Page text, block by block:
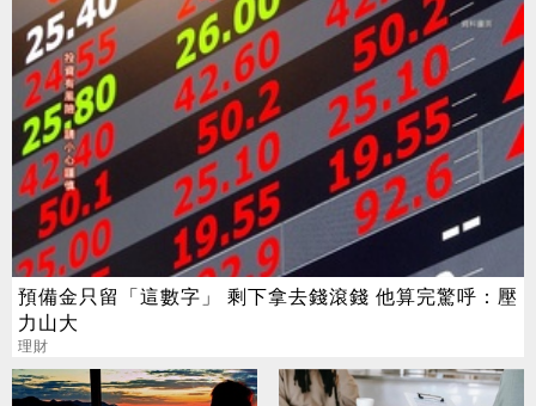
預備金只留「這數字」 剩下拿去錢滾錢 他算完驚呼：壓
力山大
理財